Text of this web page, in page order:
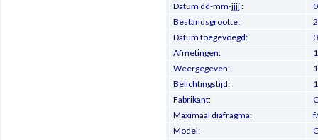
Datum dd-mm-jjjj :
Bestandsgrootte:
Datum toegevoegd:
Afmetingen:
Weergegeven:
Belichtingstijd:
Fabrikant:
Maximaal diafragma:
Model: